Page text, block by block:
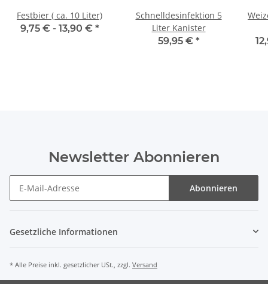
Festbier ( ca. 10 Liter)
9,75 € - 13,90 € *
Schnelldesinfektion 5
Liter Kanister
59,95 € *
Newsletter Abonnieren
Abonnieren
Gesetzliche Informationen
* Alle Preise inkl. gesetzlicher USt., zzgl. Versand